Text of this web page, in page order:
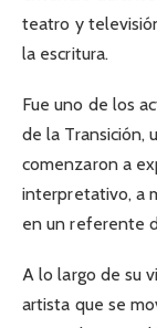
teatro y
la escritura.
Fue uno de los
de la Transición,
comenzaron a
interpretativo, a
en un referente
A lo largo de su
artista que se